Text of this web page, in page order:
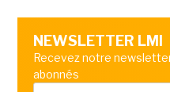
NEWSLETTER LMI
Recevez notre
abonnés